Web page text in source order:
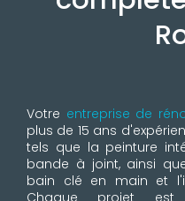
Votre entreprise de
plus de 15 ans
tels que la peinture
bande à joint, ainsi
bain clé en main et